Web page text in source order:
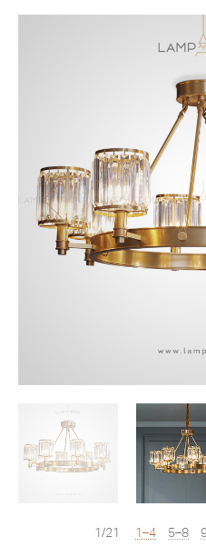
1/21 1–4 5–8